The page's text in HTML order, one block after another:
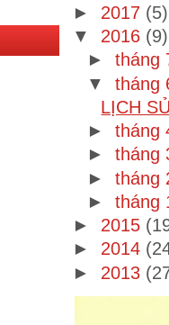
► 2017 (5)
▼ 2016 (9)
► tháng
▼ tháng
LỊCH
► tháng
► tháng
► tháng
► tháng
► 2015
► 2014
► 2013